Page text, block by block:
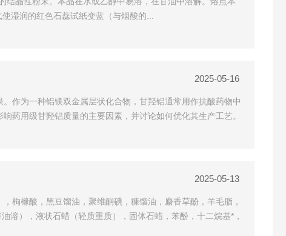
湿润的红色石蕊试纸变蓝（与烟酸的...
2025-05-16
作为一种铝镁双金属层状化合物，甘羟铝通常用作抗酸药物中
药用级甘羟铝质量的主要因素，并讨论如何优化其生产工艺。
2025-05-13
枸橼酸，黑豆馏油，聚维酮碘，糠馏油，麝香草酚，羊毛脂，
溶），液状石蜡（轻质重质），固体石蜡，苯酚，十二烷基*，